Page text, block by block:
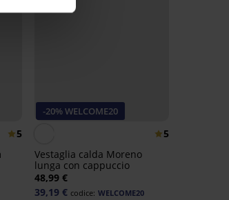
5
-20% WELCOME20
5
Vestaglia calda Moreno
lunga con cappuccio
48,99 €
39,19 € codice: WELCOME20